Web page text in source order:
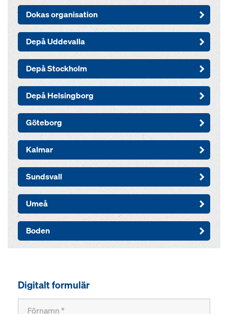
Dokas organisation
Depå Uddevalla
Depå Stockholm
Depå Helsingborg
Göteborg
Kalmar
Sundsvall
Umeå
Boden
Digitalt formulär